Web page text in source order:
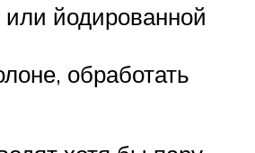
йодированной
обработать